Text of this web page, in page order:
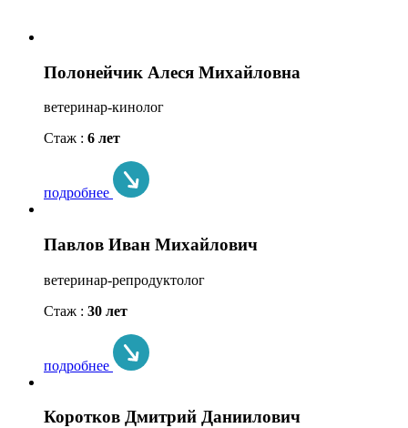
Полонейчик Алеся Михайловна
ветеринар-кинолог
Стаж : 6 лет
подробнее
Павлов Иван Михайлович
ветеринар-репродуктолог
Стаж : 30 лет
подробнее
Коротков Дмитрий Даниилович